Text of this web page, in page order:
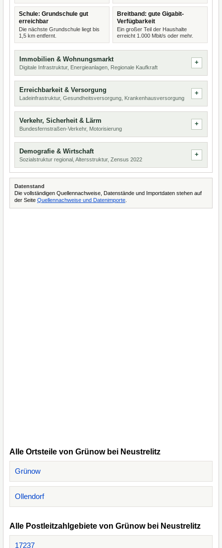
Schule: Grundschule gut
erreichbar
Die nächste Grundschule liegt bis
1,5 km entfernt.
Breitband: gute Gigabit-
Verfügbarkeit
Ein großer Teil der Haushalte
erreicht 1.000 Mbit/s oder mehr.
Immobilien & Wohnungsmarkt
Digitale Infrastruktur, Energieanlagen, Regionale Kaufkraft
Erreichbarkeit & Versorgung
Ladeinfrastruktur, Gesundheitsversorgung, Krankenhausversorgung
Verkehr, Sicherheit & Lärm
Bundesfernstraßen-Verkehr, Motorisierung
Demografie & Wirtschaft
Sozialstruktur regional, Altersstruktur, Zensus 2022
Datenstand
Die vollständigen Quellennachweise, Datenstände und Importdaten stehen auf
der Seite Quellennachweise und Datenimporte
Alle Ortsteile von Grünow bei Neustrelitz
Grünow
Ollendorf
Alle Postleitzahlgebiete von Grünow bei Neustrelitz
17237